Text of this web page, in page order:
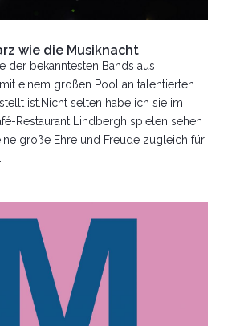
wie die Musiknacht
der bekanntesten Bands aus
einem großen Pool an talentierten
ist.Nicht selten habe ich sie im
Restaurant Lindbergh spielen sehen
große Ehre und Freude zugleich für